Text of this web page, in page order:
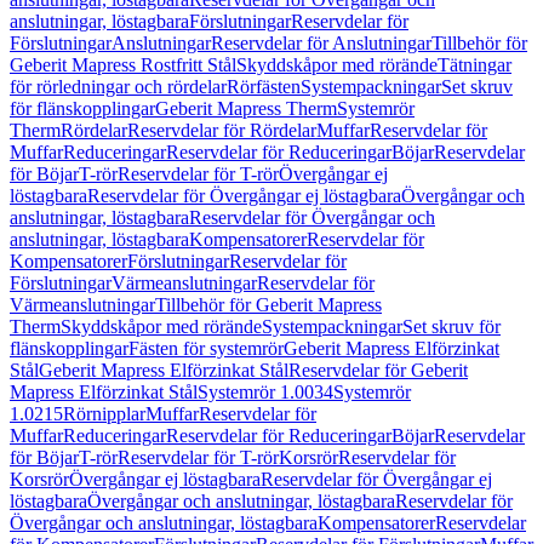
anslutningar, löstagbaraFörslutningarReservdelar för
FörslutningarAnslutningarReservdelar för AnslutningarTillbehör för
Geberit Mapress Rostfritt StålSkyddskåpor med rörändeTätningar
för rörledningar och rördelarRörfästenSystempackningarSet skruv
för flänskopplingarGeberit Mapress ThermSystemrör
ThermRördelarReservdelar för RördelarMuffarReservdelar för
MuffarReduceringarReservdelar för ReduceringarBöjarReservdelar
för BöjarT-rörReservdelar för T-rörÖvergångar ej
löstagbaraReservdelar för Övergångar ej löstagbaraÖvergångar och
anslutningar, löstagbaraReservdelar för Övergångar och
anslutningar, löstagbaraKompensatorerReservdelar för
KompensatorerFörslutningarReservdelar för
FörslutningarVärmeanslutningarReservdelar för
VärmeanslutningarTillbehör för Geberit Mapress
ThermSkyddskåpor med rörändeSystempackningarSet skruv för
flänskopplingarFästen för systemrörGeberit Mapress Elförzinkat
StålGeberit Mapress Elförzinkat StålReservdelar för Geberit
Mapress Elförzinkat StålSystemrör 1.0034Systemrör
1.0215RörnipplarMuffarReservdelar för
MuffarReduceringarReservdelar för ReduceringarBöjarReservdelar
för BöjarT-rörReservdelar för T-rörKorsrörReservdelar för
KorsrörÖvergångar ej löstagbaraReservdelar för Övergångar ej
löstagbaraÖvergångar och anslutningar, löstagbaraReservdelar för
Övergångar och anslutningar, löstagbaraKompensatorerReservdelar